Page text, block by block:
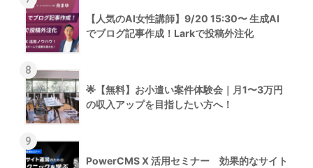
【人気のAI女性講師】9/20 15:30〜 生成AI
でブログ記事作成！Larkで投稿外注化
8
🌟【無料】お小遣い案件体験会｜月1〜3万円
の収入アップを目指したい方へ！
9
PowerCMS X 活用セミナー 効果的なサイト